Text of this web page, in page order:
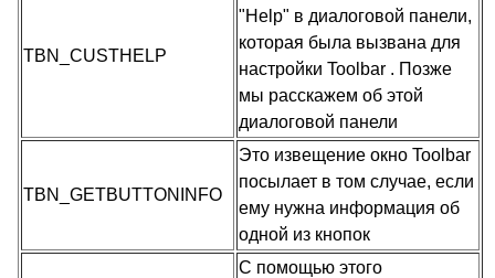
TBN_CUSTHELP
"Help" в диалоговой панели,
которая была вызвана для
настройки Toolbar . Позже
мы расскажем об этой
диалоговой панели
TBN_GETBUTTONINFO
Это извещение окно Toolbar
посылает в том случае, если
ему нужна информация об
одной из кнопок
С помощью этого